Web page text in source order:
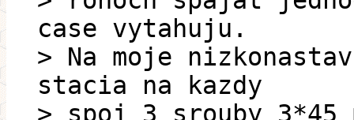
case vytahuju.
> Na moje
stacia na kazdy
> spoj 3 srouby 3*45